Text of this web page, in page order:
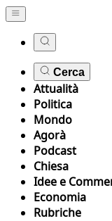
Cerca
Attualità
Politica
Mondo
Agorà
Podcast
Chiesa
Idee e
Economia
Rubriche